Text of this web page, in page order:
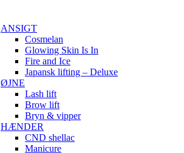
ANSIGT
Cosmelan
Glowing Skin Is In
Fire and Ice
Japansk lifting – Deluxe
ØJNE
Lash lift
Brow lift
Bryn & vipper
HÆNDER
CND shellac
Manicure